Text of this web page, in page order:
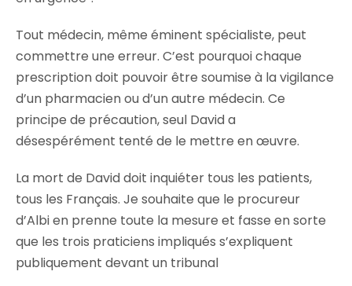
Tout médecin, même éminent spécialiste, peut
commettre une erreur. C’est pourquoi chaque
prescription doit pouvoir être soumise à la vigilance
d’un pharmacien ou d’un autre médecin. Ce
principe de précaution, seul David a
désespérément tenté de le mettre en œuvre.
La mort de David doit inquiéter tous les patients,
tous les Français. Je souhaite que le procureur
d’Albi en prenne toute la mesure et fasse en sorte
que les trois praticiens impliqués s’expliquent
publiquement devant un tribunal